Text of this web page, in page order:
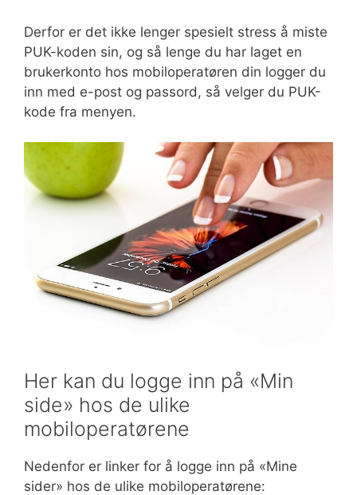
Derfor er det ikke lenger spesielt stress å miste
PUK-koden sin, og så lenge du har laget en
brukerkonto hos mobiloperatøren din logger du
inn med e-post og passord, så velger du PUK-
kode fra menyen.
Her kan du logge inn på «Min
side» hos de ulike
mobiloperatørene
Nedenfor er linker for å logge inn på «Mine
sider» hos de ulike mobiloperatørene: